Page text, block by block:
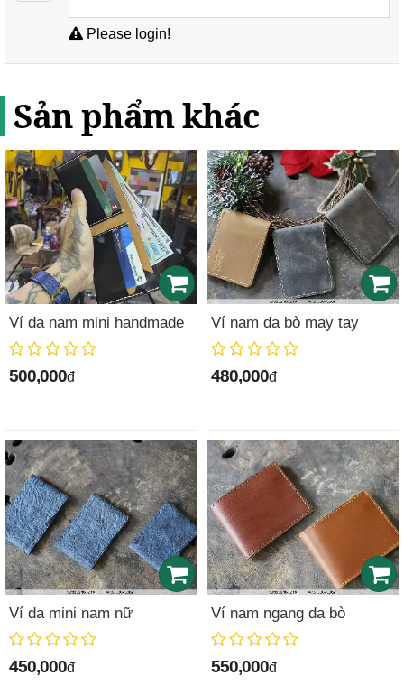
Please login!
Sản phẩm khác
Ví da nam mini handmade
500,000đ
Ví nam da bò may tay
480,000đ
Ví da mini nam nữ
450,000đ
Ví nam ngang da bò
550,000đ